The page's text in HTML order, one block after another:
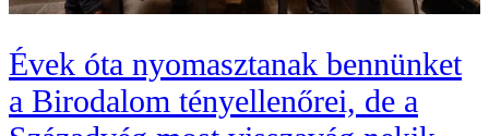
Évek óta nyomasztanak bennünket
a Birodalom tényellenőrei, de a